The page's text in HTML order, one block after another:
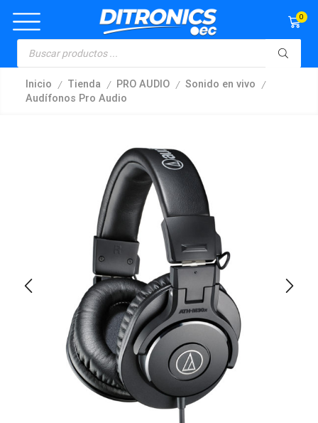
0
Inicio / Tienda / PRO AUDIO / Sonido en vivo /
Audífonos Pro Audio